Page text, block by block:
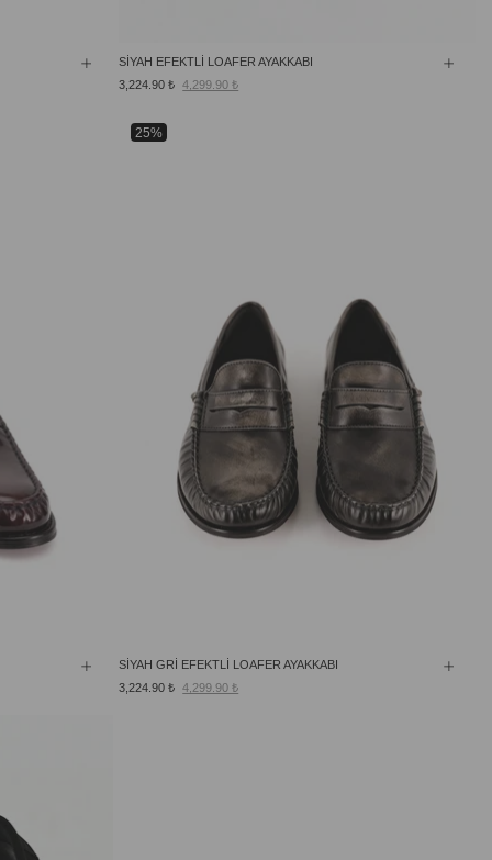
SİYAH EFEKTLİ LOAFER AYAKKABI
3,224.90 ₺
4,299.90 ₺
25%
SİYAH GRİ EFEKTLİ LOAFER AYAKKABI
3,224.90 ₺
4,299.90 ₺